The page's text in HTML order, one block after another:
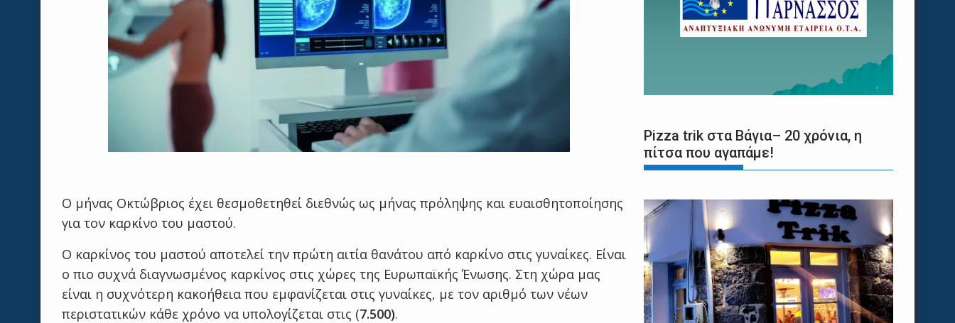
Ο μήνας Οκτώβριος έχει θεσμοθετηθεί διεθνώς ως μήνας πρόληψης και ευαισθητοποίησης
για τον καρκίνο του μαστού.
Ο καρκίνος του μαστού αποτελεί την πρώτη αιτία θανάτου από καρκίνο στις γυναίκες. Είναι
ο πιο συχνά διαγνωσμένος καρκίνος στις χώρες της Ευρωπαϊκής Ένωσης. Στη χώρα μας
είναι η συχνότερη κακοήθεια που εμφανίζεται στις γυναίκες, με τον αριθμό των νέων
περιστατικών κάθε χρόνο να υπολογίζεται στις (7.500).
Pizza trik στα Βάγια– 20 χρόνια, η
πίτσα που αγαπάμε!